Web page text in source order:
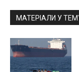
МАТЕРІАЛИ У